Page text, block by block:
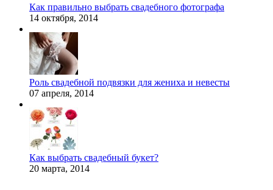
Как правильно выбрать свадебного фотографа
14 октября, 2014
Роль свадебной подвязки для жениха и невесты
07 апреля, 2014
Как выбрать свадебный букет?
20 марта, 2014